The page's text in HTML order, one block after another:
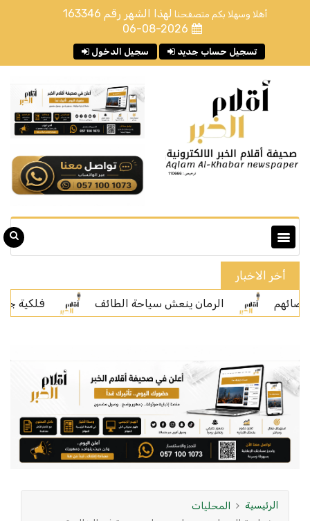
أهلا وسهلا بكم متصفحنا لهذا الشهر رقم 163346
06-08-2026
سجيل الدخول تسجيل حساب جديد
أخر الاخبار
الرمان ينعش سياحة الطائف فلكية جدة: الليلة
الرئيسية
المحليات